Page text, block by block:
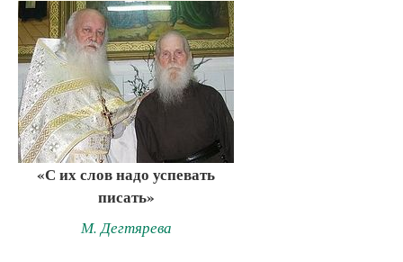
«С их слов надо успевать
писать»
М. Дегтярева